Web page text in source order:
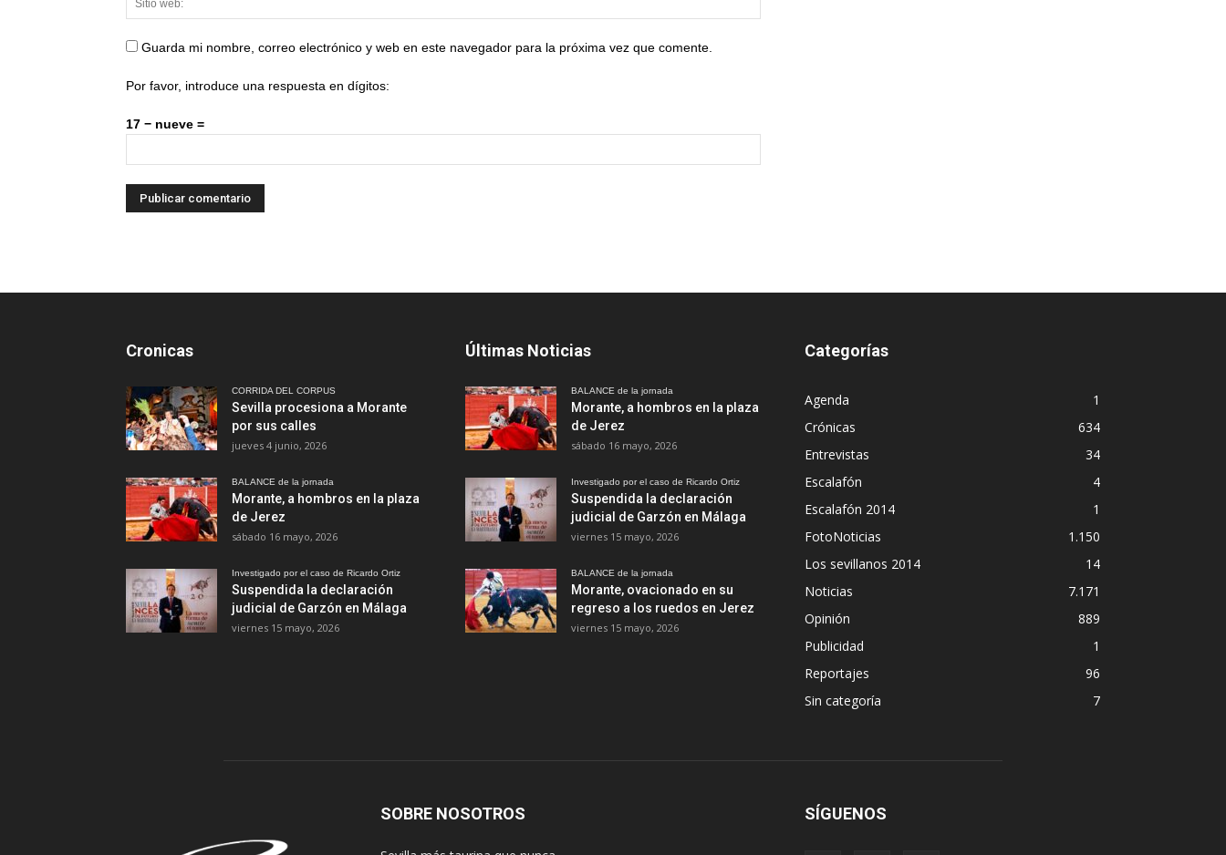
Guarda mi nombre, correo electrónico y web en este navegador para la próxima vez que comente.
Por favor, introduce una respuesta en dígitos:
17 − nueve =
Cronicas
CORRIDA DEL CORPUS
Sevilla procesiona a Morante
por sus calles
jueves 4 junio, 2026
BALANCE de la jornada
Morante, a hombros en la plaza
de Jerez
sábado 16 mayo, 2026
Investigado por el caso de Ricardo Ortiz
Suspendida la declaración
judicial de Garzón en Málaga
viernes 15 mayo, 2026
Últimas Noticias
BALANCE de la jornada
Morante, a hombros en la plaza
de Jerez
sábado 16 mayo, 2026
Investigado por el caso de Ricardo Ortiz
Suspendida la declaración
judicial de Garzón en Málaga
viernes 15 mayo, 2026
BALANCE de la jornada
Morante, ovacionado en su
regreso a los ruedos en Jerez
viernes 15 mayo, 2026
Categorías
Agenda
1
Crónicas
634
Entrevistas
34
Escalafón
4
Escalafón 2014
1
FotoNoticias
1.150
Los sevillanos 2014
14
Noticias
7.171
Opinión
889
Publicidad
1
Reportajes
96
Sin categoría
7
SOBRE NOSOTROS SÍGUENOS